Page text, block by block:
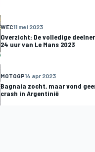
WEC11 mei 2023
Overzicht: De volledige
24 uur van Le Mans 2023
MOTOGP14 apr 2023
Bagnaia zocht, maar vond
crash in Argentinië